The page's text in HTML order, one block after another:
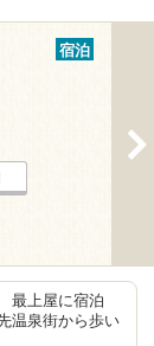
宿泊
最上屋に宿泊
温泉街から歩い